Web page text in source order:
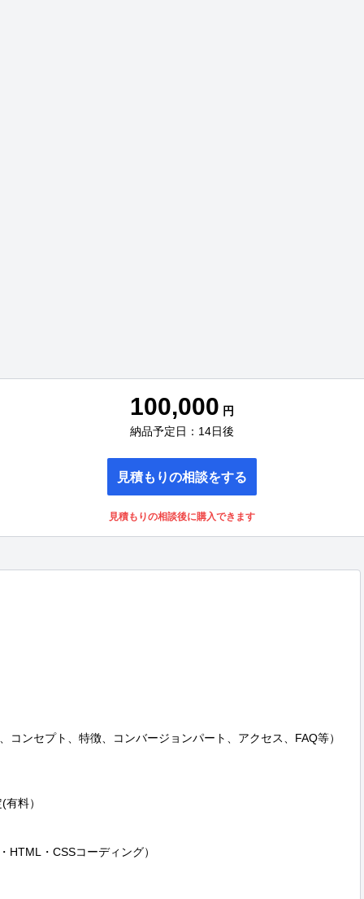
100,000 円
納品予定日：14日後
見積もりの相談をする
見積もりの相談後に購入できます
コンセプト、特徴、コンバージョンパート、アクセス、FAQ等）
料）
・CSSコーディング）